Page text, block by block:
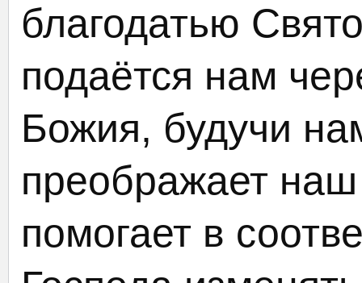
благодатью
подаётся нам
Божия, будучи
преображает
помогает в